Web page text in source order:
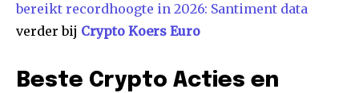
bereikt recordhoogte in 2026: Santiment data
verder bij Crypto Koers Euro
Beste Crypto Acties en